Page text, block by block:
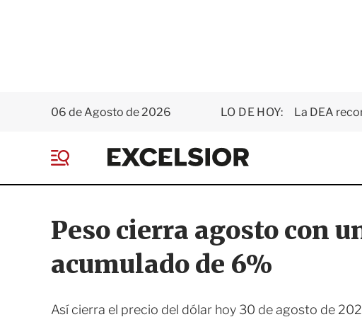
06 de Agosto de 2026 LO DE HOY: La DEA
E
x
e
i
o
r
e
Peso cierra agosto con
acumulado de 6%
Así cierra el precio del dólar hoy 30 de agosto de